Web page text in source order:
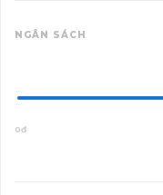
NGÂN SÁCH
0đ